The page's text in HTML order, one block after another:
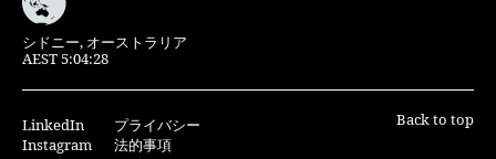
シドニー, オーストラリア
AEST 5:04:28
Back to top
LinkedIn
Instagram
プライバシー
法的事項